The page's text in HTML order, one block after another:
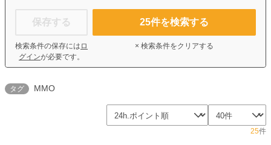
保存する
検索条件の保存には ロ
グインが必要です。
25件を検索する
× 検索条件をクリアする
タグ MMO
25件